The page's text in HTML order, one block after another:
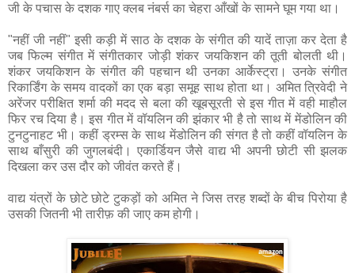
जी के पचास के दशक गाए क्लब नंबर्स का चेहरा आँखों के सामने घूम गया था।
"नहीं जी नहीं" इसी कड़ी में साठ के दशक के संगीत की यादें ताज़ा कर देता है
जब फिल्म संगीत में संगीतकार जोड़ी शंकर जयकिशन की तूती बोलती थी।
शंकर जयकिशन के संगीत की पहचान थी उनका आर्केस्ट्रा। उनके संगीत
रिकार्डिंग के समय वादकों का एक बड़ा समूह साथ होता था। अमित त्रिवेदी ने
अरेंजर परीक्षित शर्मा की मदद से बला की खूबसूरती से इस गीत में वही माहौल
फिर रच दिया है। इस गीत में वॉयलिन की झंकार भी है तो साथ में मेंडोलिन की
टुनटुनाहट भी। कहीं ड्रम्स के साथ मेंडोलिन की संगत है तो कहीं वॉयलिन के
साथ बाँसुरी की जुगलबंदी। एकार्डियन जैसे वाद्य भी अपनी छोटी सी झलक
दिखला कर उस दौर को जीवंत करते हैं।
वाद्य यंत्रों के छोटे छोटे टुकड़ों को अमित ने जिस तरह शब्दों के बीच पिरोया है
उसकी जितनी भी तारीफ़ की जाए कम होगी।